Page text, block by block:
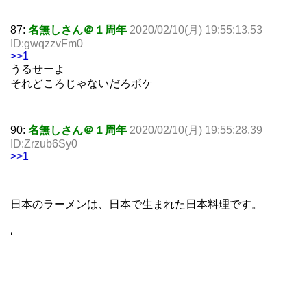
87: 名無しさん＠１周年 2020/02/10(月) 19:55:13.53
ID:gwqzzvFm0
>>1
うるせーよ
それどころじゃないだろボケ
90: 名無しさん＠１周年 2020/02/10(月) 19:55:28.39
ID:Zrzub6Sy0
>>1
日本のラーメンは、日本で生まれた日本料理です。
‘